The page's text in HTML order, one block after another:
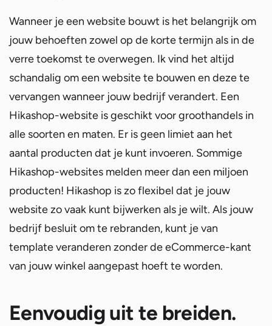
Wanneer je een website bouwt is het belangrijk om
jouw behoeften zowel op de korte termijn als in de
verre toekomst te overwegen. Ik vind het altijd
schandalig om een ​​website te bouwen en deze te
vervangen wanneer jouw bedrijf verandert. Een
Hikashop-website is geschikt voor groothandels in
alle soorten en maten. Er is geen limiet aan het
aantal producten dat je kunt invoeren. Sommige
Hikashop-websites melden meer dan een miljoen
producten! Hikashop is zo flexibel dat je jouw
website zo vaak kunt bijwerken als je wilt. Als jouw
bedrijf besluit om te rebranden, kunt je van
template veranderen zonder de eCommerce-kant
van jouw winkel aangepast hoeft te worden.
Eenvoudig uit te breiden.